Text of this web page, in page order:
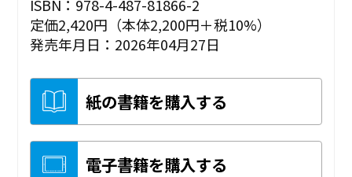
ISBN：978-4-487-81866-2
定価2,420円（本体2,200円＋税10%）
発売年月日：2026年04月27日
紙の書籍を購入する
電子書籍を購入する